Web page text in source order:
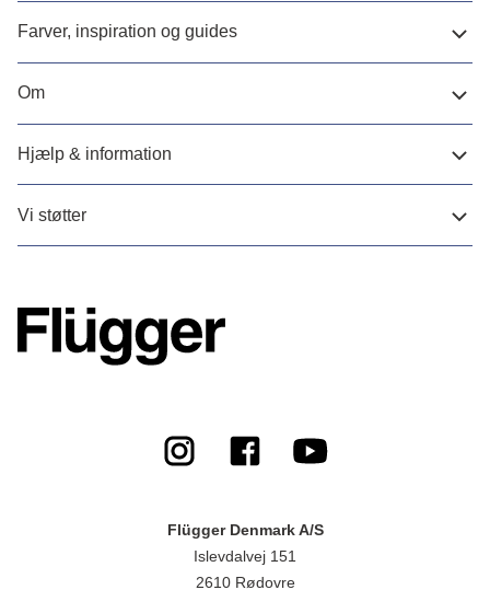
Farver, inspiration og guides
Om
Hjælp & information
Vi støtter
Flügger Denmark A/S
Islevdalvej 151
2610 Rødovre